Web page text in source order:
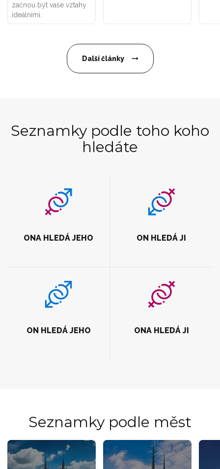
začnou být vaše vztahy
ideálními.
Další články
Seznamky podle toho koho
hledáte
ONA HLEDÁ JEHO ON HLEDÁ JI
ON HLEDÁ JEHO ONA HLEDÁ JI
Seznamky podle měst